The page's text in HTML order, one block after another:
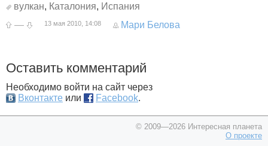
вулкан, Каталония, Испания
—
13 мая 2010, 14:08 Мари Белова
Оставить комментарий
Необходимо войти на сайт через
Вконтакте или Facebook.
© 2009—2026 Интересная планета
О проекте